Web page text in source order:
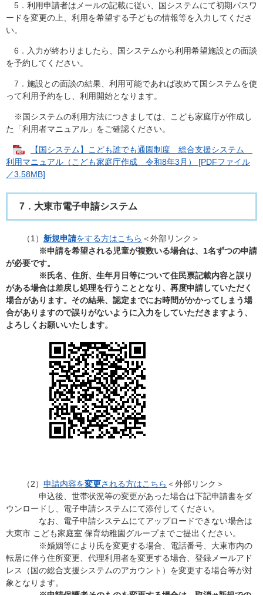
5．利用申請者はメールの記載に従い、国システムにて初期パスワ
ードを変更の上、利用を希望する子どもの情報等を入力してくださ
い。
6．入力が終わりましたら、国システムから利用希望施設との面談
を予約してください。
7．施設との面談の結果、利用可能であれば改めて国システムを使
って利用予約をし、利用開始となります。
※国システムの利用方法につきましては、こども家庭庁が作成し
た「利用者マニュアル」をご確認ください。
【国システム】こども誰でも通園制度 総合支援システム
利用マニュアル（こども家庭庁作成 令和8年3月） [PDFファイル
／3.58MB]
7．大東市電子申請システム
（1） 新規申請をする方はこちら ＜外部リンク＞
※申請を希望される児童が複数いる場合は、1名ずつの申請
が必要です。
※氏名、住所、生年月日等について住民票記載内容と誤り
がある場合は差戻し処理を行うこととなり、再度申請していただく
場合があります。その結果、認定までにお時間がかかってしまう場
合がありますので誤りがないように入力をしていただきますよう、
よろしくお願いいたします。
（2） 申請内容を変更される方はこちら ＜外部リンク＞
申込後、世帯状況等の変更があった場合は下記申請書をダ
ウンロードし、電子申請システムにて添付してください。
なお、電子申請システムにてアップロードできない場合は
大東市 こども家庭室 保育幼稚園グループまでご提出ください。
※婚姻等により氏を変更する場合、電話番号、大東市内の
転居に伴う住所変更、代理利用者を変更する場合、登録メールアド
レス（国の総合支援システムのアカウント）を変更する場合等が対
象となります。